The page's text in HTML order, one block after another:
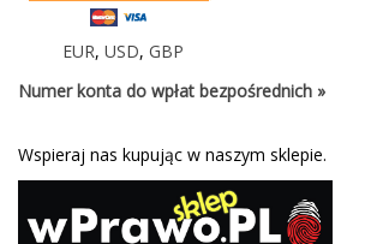
EUR, USD, GBP
Numer konta do wpłat bezpośrednich »
Wspieraj nas kupując w naszym sklepie.